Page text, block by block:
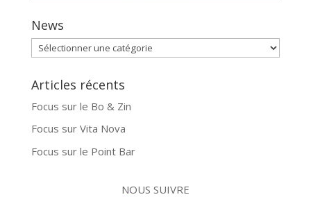
News
News
Articles récents
Focus sur le Bo & Zin
Focus sur Vita Nova
Focus sur le Point Bar
NOUS SUIVRE